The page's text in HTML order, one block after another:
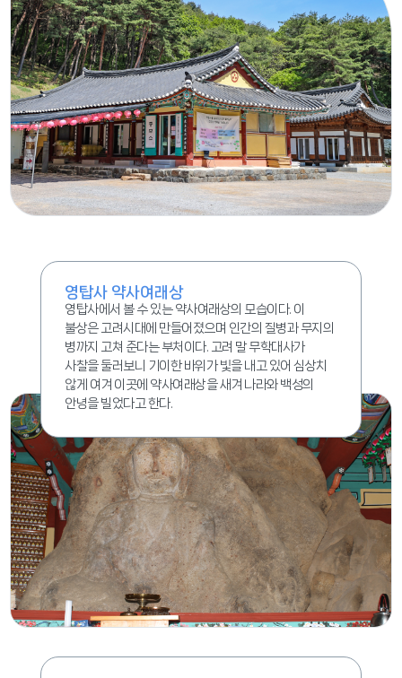
영탑사 약사여래상
영탑사에서 볼 수 있는 약사여래상의 모습이다. 이
불상은 고려시대에 만들어졌으며 인간의 질병과 무지의
병까지 고쳐 준다는 부처이다. 고려 말 무학대사가
사찰을 둘러보니 기이한 바위가 빛을 내고 있어 심상치
않게 여겨 이곳에 약사여래상을 새겨 나라와 백성의
안녕을 빌었다고 한다.